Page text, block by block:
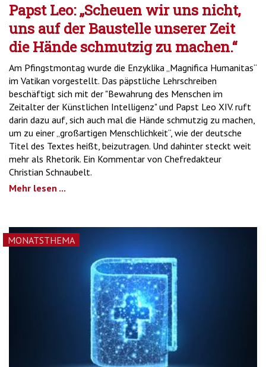
Papst Leo: „Scheuen wir uns nicht,
uns auf der Baustelle unserer Zeit
die Hände schmutzig zu machen.“
Am Pfingstmontag wurde die Enzyklika „Magnifica Humanitas“
im Vatikan vorgestellt. Das päpstliche Lehrschreiben
beschäftigt sich mit der "Bewahrung des Menschen im
Zeitalter der Künstlichen Intelligenz" und Papst Leo XIV. ruft
darin dazu auf, sich auch mal die Hände schmutzig zu machen,
um zu einer „großartigen Menschlichkeit“, wie der deutsche
Titel des Textes heißt, beizutragen. Und dahinter steckt weit
mehr als Rhetorik. Ein Kommentar von Chefredakteur
Christian Schnaubelt.
Mehr lesen ...
MONATSTHEMA